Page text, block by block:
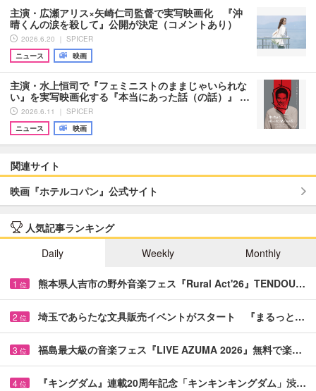
主演・広瀬アリス×矢崎仁司監督で実写映画化 『沖
晴くんの涙を殺して』公開が決定（コメントあり）
2026.6.20 ｜ SPICER
ニュース
映画
主演・水上恒司で『フェミニストのままじゃいられな
い』を実写映画化する『本当にあった話（の話）』 …
2026.6.11 ｜ SPICER
ニュース
映画
関連サイト
映画『ホテルコパン』公式サイト
人気記事ランキング
Daily
Weekly Monthly
1 位 熊本県人吉市の野外音楽フェス『Rural Act'26』TENDOU…
2 位 埼玉であらたな文具販売イベントがスタート 『まるっと…
3 位 福島最大級の音楽フェス『LIVE AZUMA 2026』無料で楽…
4 位 『キングダム』連載20周年記念「キンキンキングダム」渋…